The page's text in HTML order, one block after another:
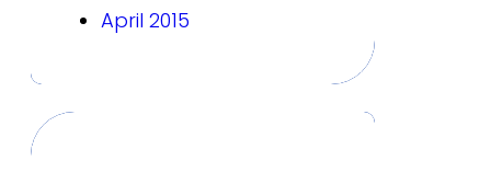
April 2015